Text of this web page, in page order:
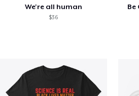
We're all human
$36
Be